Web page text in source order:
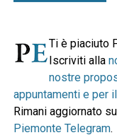
Ti è piaciuto
Iscriviti alla
nostre
appuntamenti e per
Rimani aggiornato
Piemonte Telegram.